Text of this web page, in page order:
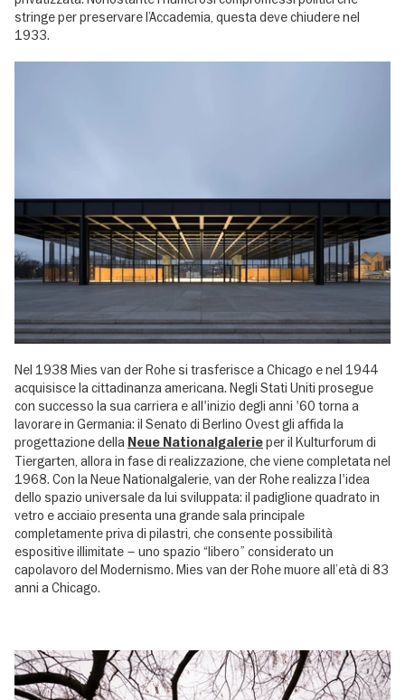
stringe per preservare l’Accademia, questa deve chiudere nel
1933.
Nel 1938 Mies van der Rohe si trasferisce a Chicago e nel 1944
acquisisce la cittadinanza americana. Negli Stati Uniti prosegue
con successo la sua carriera e all'inizio degli anni '60 torna a
lavorare in Germania: il Senato di Berlino Ovest gli affida la
progettazione della Neue Nationalgalerieper il Kulturforum di
Tiergarten, allora in fase di realizzazione, che viene completata nel
1968. Con la Neue Nationalgalerie, van der Rohe realizza l'idea
dello spazio universale da lui sviluppata: il padiglione quadrato in
vetro e acciaio presenta una grande sala principale
completamente priva di pilastri, che consente possibilità
espositive illimitate – uno spazio “libero” considerato un
capolavoro del Modernismo. Mies van der Rohe muore all’età di 83
anni a Chicago.